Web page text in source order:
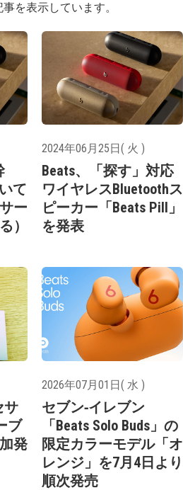
を表示しています。
て
ー
）
2024年06月25日( 火 )
Beats、「探す」対応
ワイヤレスBluetoothス
ピーカー「Beats Pill」
を発表
サ
ブ
発
2026年07月01日( 水 )
セブン‐イレブン
「Beats Solo Buds」の
限定カラーモデル「オ
レンジ」を7月4日より
順次発売